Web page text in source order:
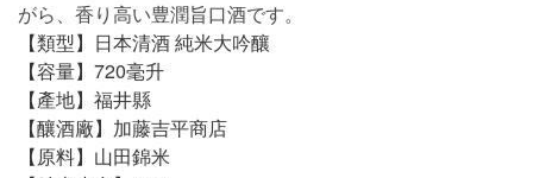
がら、香り高い豊潤旨口酒です。
【類型】日本清酒 純米大吟釀
【容量】720毫升
【產地】福井縣
【釀酒廠】加藤吉平商店
【原料】山田錦米